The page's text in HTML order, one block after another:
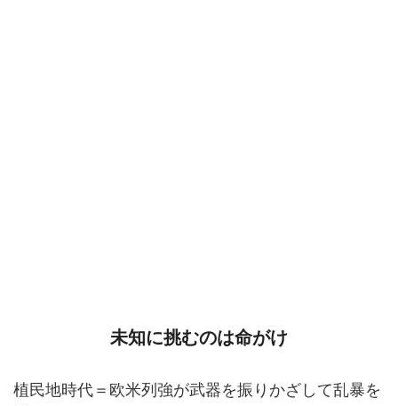
未知に挑むのは命がけ
植民地時代＝欧米列強が武器を振りかざして乱暴を